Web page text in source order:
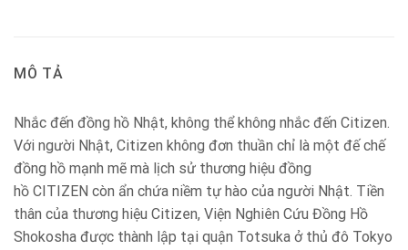
MÔ TẢ
Nhắc đến đồng hồ Nhật, không thể không nhắc đến Citizen.
Với người Nhật, Citizen không đơn thuần chỉ là một đế chế
đồng hồ mạnh mẽ mà lịch sử thương hiệu đồng
hồ CITIZEN còn ẩn chứa niềm tự hào của người Nhật. Tiền
thân của thương hiệu Citizen, Viện Nghiên Cứu Đồng Hồ
Shokosha được thành lập tại quận Totsuka ở thủ đô Tokyo